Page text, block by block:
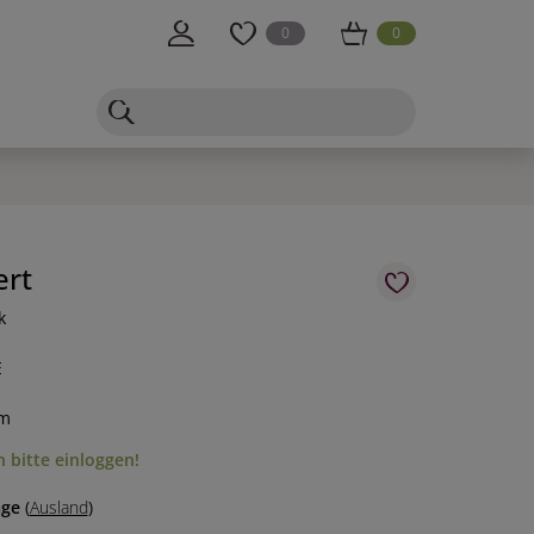
0 0
bitte einloggen!
(Ausland)